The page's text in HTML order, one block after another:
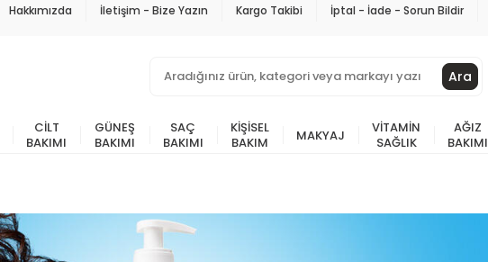
Hakkımızda İletişim - Bize Yazın Kargo Takibi İptal - İade - Sorun Bildir
Ara
CILT
BAKIMI
GÜNEŞ
BAKIMI
SAÇ
BAKIMI
KIŞISEL
BAKIM
MAKYAJ
VITAMIN
SAĞLIK
AĞIZ
BAKIMI